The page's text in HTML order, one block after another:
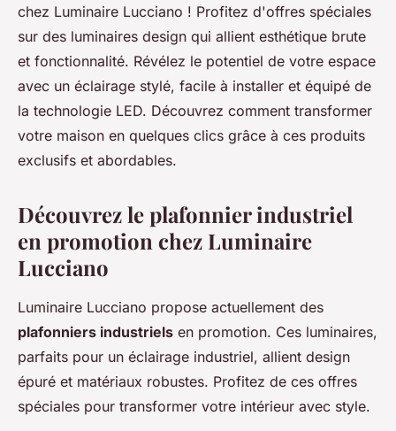
chez Luminaire Lucciano ! Profitez d'offres spéciales
sur des luminaires design qui allient esthétique brute
et fonctionnalité. Révélez le potentiel de votre espace
avec un éclairage stylé, facile à installer et équipé de
la technologie LED. Découvrez comment transformer
votre maison en quelques clics grâce à ces produits
exclusifs et abordables.
Découvrez le plafonnier industriel
en promotion chez Luminaire
Lucciano
Luminaire Lucciano propose actuellement des
plafonniers industriels en promotion. Ces luminaires,
parfaits pour un éclairage industriel, allient design
épuré et matériaux robustes. Profitez de ces offres
spéciales pour transformer votre intérieur avec style.